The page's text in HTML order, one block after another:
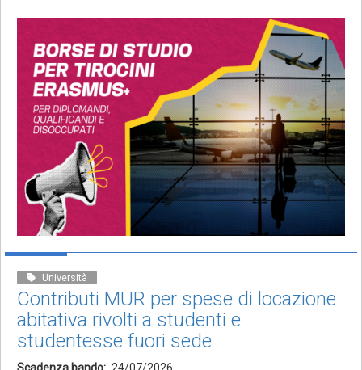
Università
Contributi MUR per spese di locazione
abitativa rivolti a studenti e
studentesse fuori sede